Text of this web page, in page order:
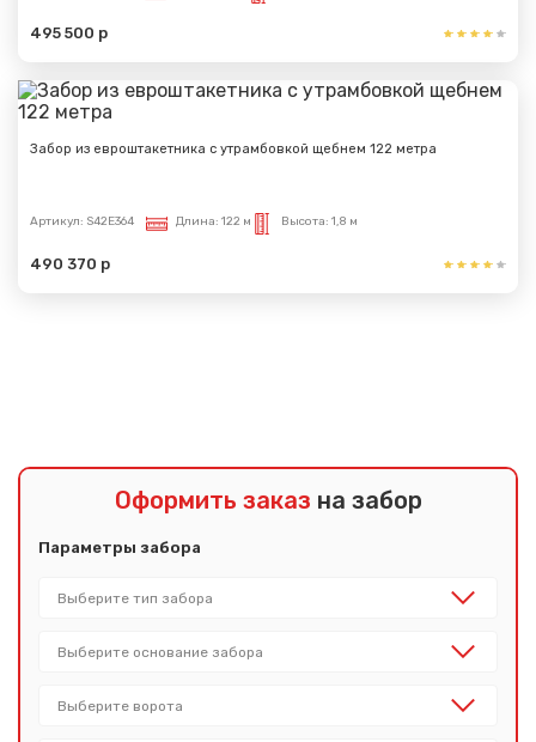
495 500 р
Забор из евроштакетника с утрамбовкой щебнем 122 метра
Артикул: S42E364 Длина: 122 м Высота: 1,8 м
490 370 р
Оформить заказ на забор
Параметры забора